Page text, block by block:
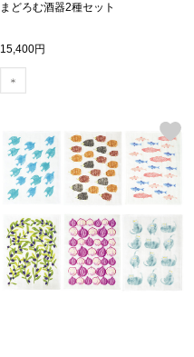
トートバッグ
ハンドバッグ
ショルダーバ
クラッチバッグ
まどろむ酒器2種セット
15,400円